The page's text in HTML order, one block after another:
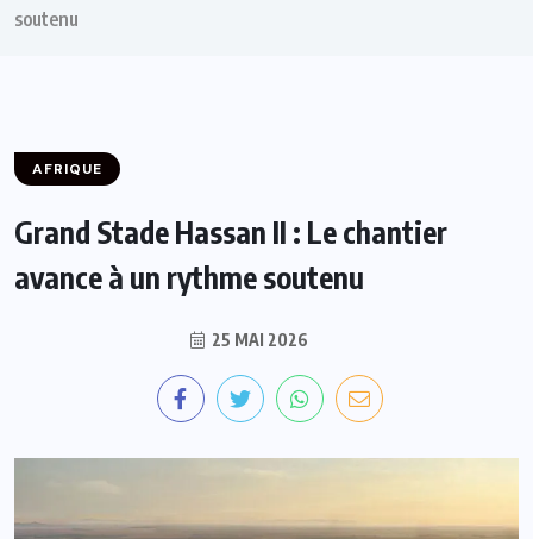
soutenu
AFRIQUE
Grand Stade Hassan II : Le chantier
avance à un rythme soutenu
25 MAI 2026